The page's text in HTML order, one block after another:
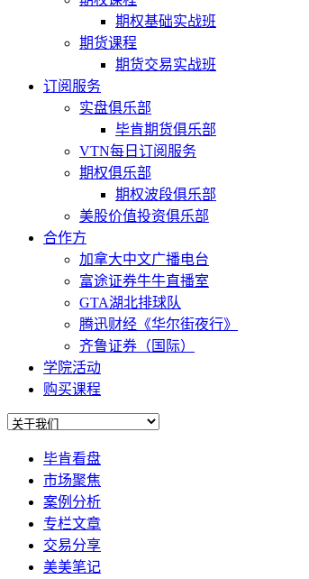
期权基础实战班
期货课程
期货交易实战班
订阅服务
实盘俱乐部
毕肯期货俱乐部
VTN每日订阅服务
期权俱乐部
期权波段俱乐部
美股价值投资俱乐部
合作方
加拿大中文广播电台
富途证券牛牛直播室
GTA湖北排球队
腾迅财经《华尔街夜行》
齐鲁证券（国际）
学院活动
购买课程
毕肯看盘
市场聚焦
案例分析
专栏文章
交易分享
美美笔记